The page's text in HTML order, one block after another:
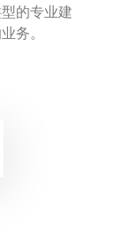
的专业建
务。